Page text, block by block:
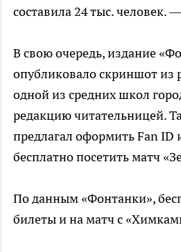
составила 24 тыс. человек.
В свою очередь, издание
опубликовало скриншот из
одной из средних школ
редакцию читательницей.
предлагал оформить Fan ID
бесплатно посетить матч
По данным «Фонтанки»,
билеты и на матч с